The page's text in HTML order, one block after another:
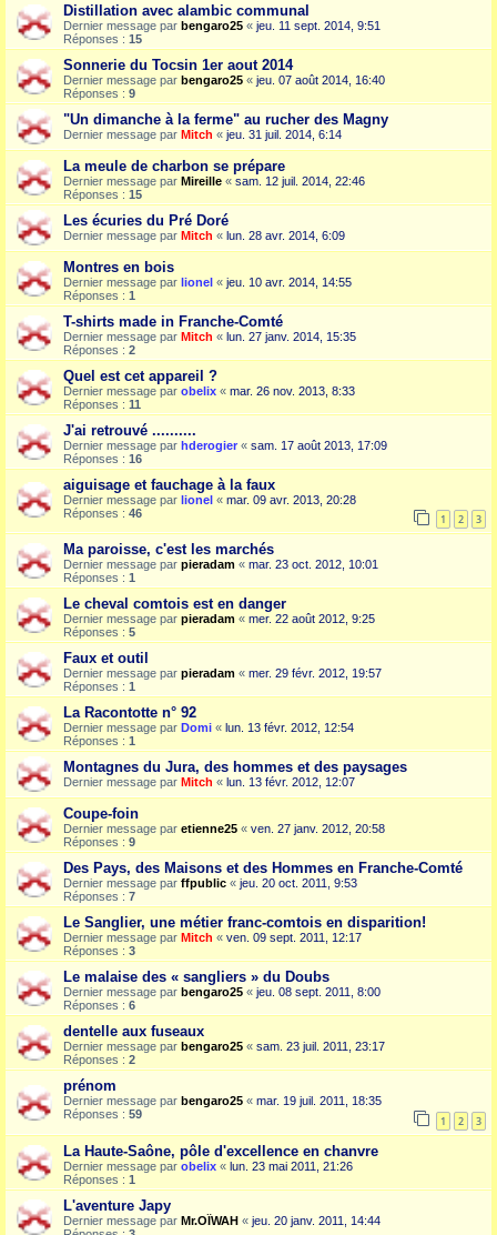
Distillation avec alambic communal
Dernier message par bengaro25 « jeu. 11 sept. 2014, 9:51
Réponses : 15
Sonnerie du Tocsin 1er aout 2014
Dernier message par bengaro25 « jeu. 07 août 2014, 16:40
Réponses : 9
"Un dimanche à la ferme" au rucher des Magny
Dernier message par Mitch « jeu. 31 juil. 2014, 6:14
La meule de charbon se prépare
Dernier message par Mireille « sam. 12 juil. 2014, 22:46
Réponses : 15
Les écuries du Pré Doré
Dernier message par Mitch « lun. 28 avr. 2014, 6:09
Montres en bois
Dernier message par lionel « jeu. 10 avr. 2014, 14:55
Réponses : 1
T-shirts made in Franche-Comté
Dernier message par Mitch « lun. 27 janv. 2014, 15:35
Réponses : 2
Quel est cet appareil ?
Dernier message par obelix « mar. 26 nov. 2013, 8:33
Réponses : 11
J'ai retrouvé ..........
Dernier message par hderogier « sam. 17 août 2013, 17:09
Réponses : 16
aiguisage et fauchage à la faux
Dernier message par lionel « mar. 09 avr. 2013, 20:28
Réponses : 46 1 2 3
Ma paroisse, c'est les marchés
Dernier message par pieradam « mar. 23 oct. 2012, 10:01
Réponses : 1
Le cheval comtois est en danger
Dernier message par pieradam « mer. 22 août 2012, 9:25
Réponses : 5
Faux et outil
Dernier message par pieradam « mer. 29 févr. 2012, 19:57
Réponses : 1
La Racontotte n° 92
Dernier message par Domi « lun. 13 févr. 2012, 12:54
Réponses : 1
Montagnes du Jura, des hommes et des paysages
Dernier message par Mitch « lun. 13 févr. 2012, 12:07
Coupe-foin
Dernier message par etienne25 « ven. 27 janv. 2012, 20:58
Réponses : 9
Des Pays, des Maisons et des Hommes en Franche-Comté
Dernier message par ffpublic « jeu. 20 oct. 2011, 9:53
Réponses : 7
Le Sanglier, une métier franc-comtois en disparition!
Dernier message par Mitch « ven. 09 sept. 2011, 12:17
Réponses : 3
Le malaise des « sangliers » du Doubs
Dernier message par bengaro25 « jeu. 08 sept. 2011, 8:00
Réponses : 6
dentelle aux fuseaux
Dernier message par bengaro25 « sam. 23 juil. 2011, 23:17
Réponses : 2
prénom
Dernier message par bengaro25 « mar. 19 juil. 2011, 18:35
Réponses : 59 1 2 3
La Haute-Saône, pôle d'excellence en chanvre
Dernier message par obelix « lun. 23 mai 2011, 21:26
Réponses : 1
L'aventure Japy
Dernier message par Mr.OÏWAH « jeu. 20 janv. 2011, 14:44